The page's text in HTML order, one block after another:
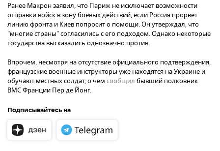
Ранее Макрон заявил, что Париж не исключает возможности
отправки войск в зону боевых действий, если Россия прорвет
линию фронта и Киев попросит о помощи. Он утверждал, что
"многие страны" согласились с его подходом. Однако некоторые
государства высказались однозначно против.
Впрочем, несмотря на отсутствие официального подтверждения,
французские военные инструкторы уже находятся на Украине и
обучают местных солдат, о чем сообщил бывший полковник
ВМС Франции Пер де Йонг.
Подписывайтесь на